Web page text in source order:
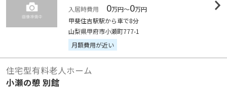
入居時費用
0万円～0万円
甲斐住吉駅駅から車で8分
山梨県甲府市小瀬町777-1
月額費用が近い
住宅型有料老人ホーム
小瀬の憩 別館